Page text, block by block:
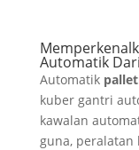
Automatik
Automatik
kuber gantri
kawalan
guna,